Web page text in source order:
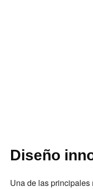
Diseño
Una de las